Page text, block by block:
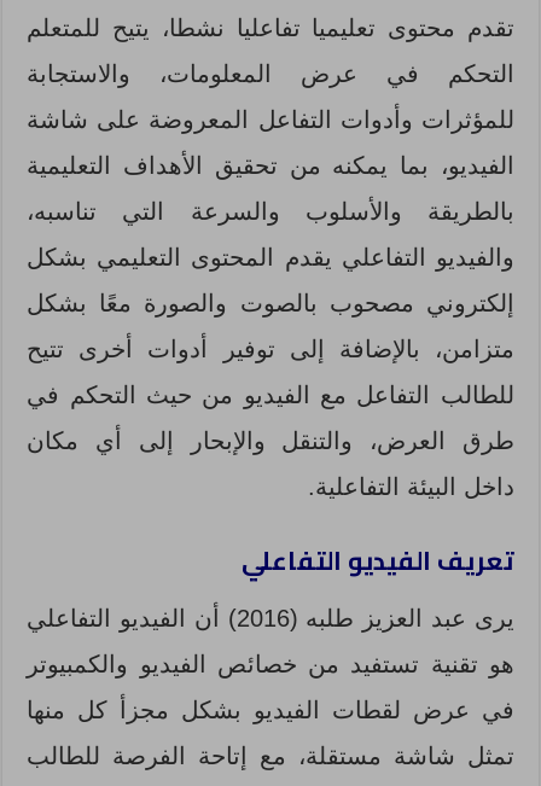
تقدم محتوى تعليميا تفاعليا نشطا، يتيح للمتعلم
التحكم في عرض المعلومات، والاستجابة
للمؤثرات وأدوات التفاعل المعروضة على شاشة
الفيديو، بما يمكنه من تحقيق الأهداف التعليمية
بالطريقة والأسلوب والسرعة التي تناسبه،
والفيديو التفاعلي يقدم المحتوى التعليمي بشكل
إلكتروني مصحوب بالصوت والصورة معًا بشكل
متزامن، بالإضافة إلى توفير أدوات أخرى تتيح
للطالب التفاعل مع الفيديو من حيث التحكم في
طرق العرض، والتنقل والإبحار إلى أي مكان
داخل البيئة التفاعلية.
تعريف الفيديو التفاعلي
يرى عبد العزيز طلبه (2016) أن الفيديو التفاعلي
هو تقنية تستفيد من خصائص الفيديو والكمبيوتر
في عرض لقطات الفيديو بشكل مجزأ كل منها
تمثل شاشة مستقلة، مع إتاحة الفرصة للطالب